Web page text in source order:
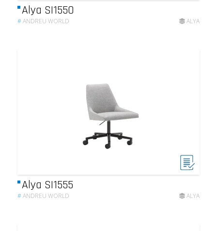
Alya SI1550
#ANDREU WORLD ALYA
Alya SI1555
#ANDREU WORLD ALYA